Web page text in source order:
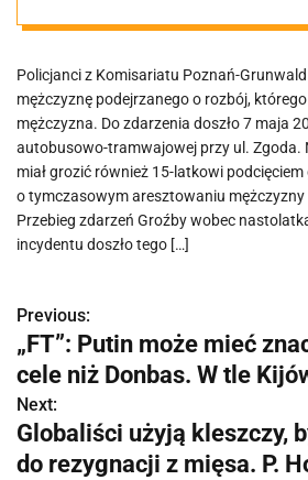
Policjanci z Komisariatu Poznań-
mężczyznę podejrzanego o rozbój,
mężczyzna. Do zdarzenia doszło 7 maja
autobusowo-tramwajowej przy ul. Zgoda.
miał grozić również 15-latkowi podcięciem
o tymczasowym aresztowaniu mężczyzny
Przebieg zdarzeń Groźby wobec
incydentu doszło tego […]
N
a
w
i
Previous:
„FT”: Putin może mieć
cele niż Donbas. W tle
Next:
Globaliści użyją kleszczy,
do rezygnacji z mięsa. P.